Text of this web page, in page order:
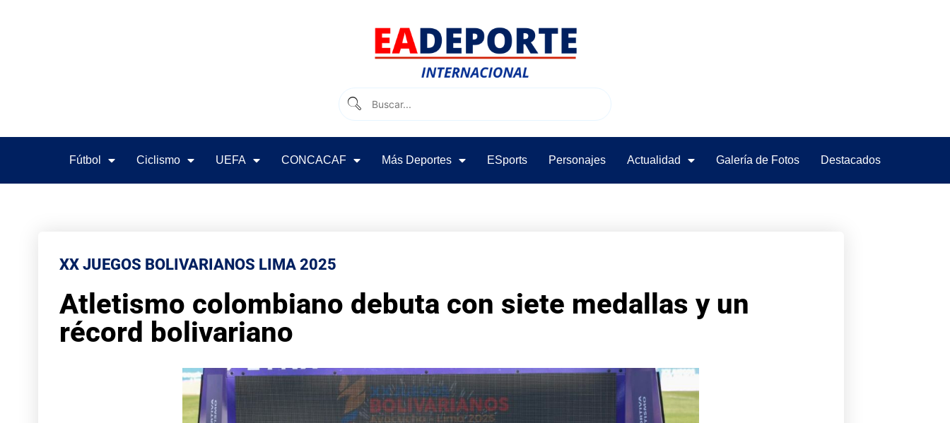
Fútbol Ciclismo UEFA CONCACAF Más Deportes ESports Personajes Actualidad Galería de Fotos Destacados
XX JUEGOS BOLIVARIANOS LIMA 2025
Atletismo colombiano debuta con siete medallas y un
récord bolivariano